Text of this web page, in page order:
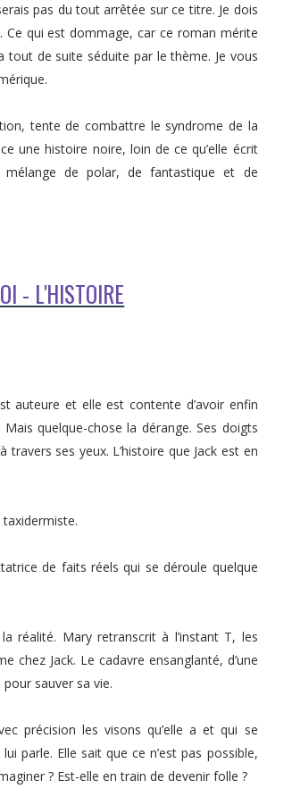
pas du tout arrêtée sur ce titre. Je dois
qui est dommage, car ce roman mérite
de suite séduite par le thème. Je vous
tente de combattre le syndrome de la
une histoire noire, loin de ce qu’elle écrit
mélange de polar, de fantastique et de
- L'HISTOIRE
auteure et elle est contente d’avoir enfin
quelque-chose la dérange. Ses doigts
travers ses yeux. L’histoire que Jack est en
de faits réels qui se déroule quelque
réalité. Mary retranscrit à l’instant T, les
Jack. Le cadavre ensanglanté, d’une
sauver sa vie.
précision les visons qu’elle a et qui se
parle. Elle sait que ce n’est pas possible,
? Est-elle en train de devenir folle ?